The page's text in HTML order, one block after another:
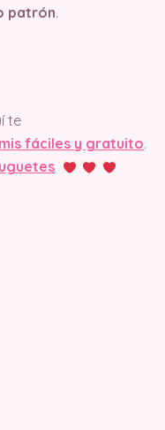
patrón.
te
fáciles y gratuito.